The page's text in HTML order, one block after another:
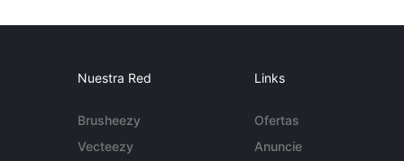
Nuestra Red
Brusheezy
Vecteezy
Links
Ofertas
Anuncie